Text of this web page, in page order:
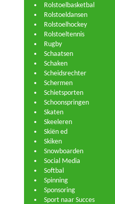
Rolstoelbasketbal
Rolstoeldansen
Rolstoelhockey
Rolstoeltennis
Rugby
Schaatsen
Schaken
Scheidsrechter
Schermen
Schietsporten
Schoonspringen
Skaten
Skeeleren
Skiën ed
Skiken
Snowboarden
Social Media
Softbal
Spinning
Sponsoring
Sport naar Succes